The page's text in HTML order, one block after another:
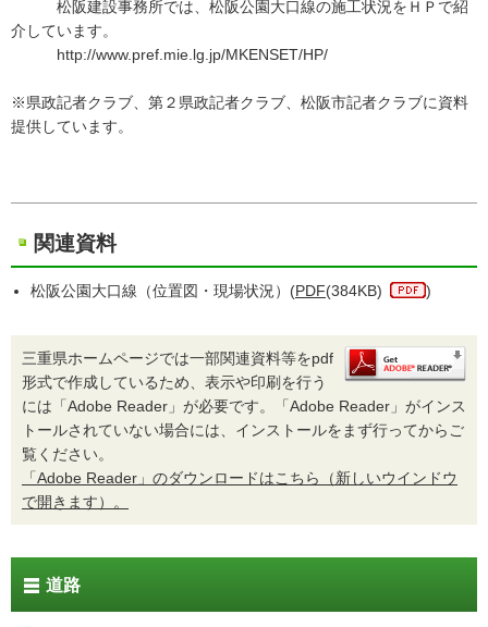
松阪建設事務所では、松阪公園大口線の施工状況をＨＰで紹
介しています。
http://www.pref.mie.lg.jp/MKENSET/HP/
※県政記者クラブ、第２県政記者クラブ、松阪市記者クラブに資料
提供しています。
関連資料
松阪公園大口線（位置図・現場状況）(PDF(384KB) )
三重県ホームページでは一部関連資料等をpdf
形式で作成しているため、表示や印刷を行う
には「Adobe Reader」が必要です。「Adobe Reader」がインス
トールされていない場合には、インストールをまず行ってからご
覧ください。
「Adobe Reader」のダウンロードはこちら（新しいウインドウ
で開きます）。
道路